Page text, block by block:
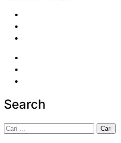
Search
Cari